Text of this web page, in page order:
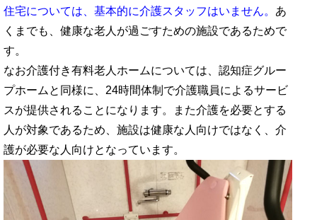
住宅については、基本的に介護スタッフはいません。 あ
くまでも、健康な老人が過ごすための施設であるためで
す。
なお介護付き有料老人ホームについては、認知症グルー
プホームと同様に、24時間体制で介護職員によるサービ
スが提供されることになります。また介護を必要とする
人が対象であるため、施設は健康な人向けではなく、介
護が必要な人向けとなっています。